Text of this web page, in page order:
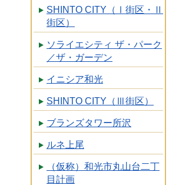
SHINTO CITY（Ⅰ街区・Ⅱ
街区）
ソライエシティ ザ・パーク
／ザ・ガーデン
イニシア和光
SHINTO CITY（Ⅲ街区）
ブランズタワー所沢
ルネ上尾
（仮称）和光市丸山台二丁
目計画